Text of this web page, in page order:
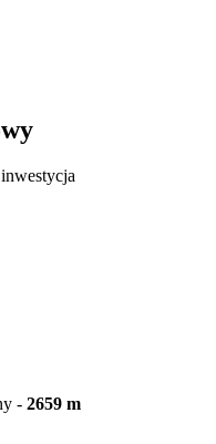
- 2659m